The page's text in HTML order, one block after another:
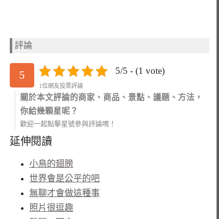
評論
5 5/5 - (1 vote)
1位網友投票評論
關於本文評論的商家、商品、景點、議題、方法，
你給幾顆星呢？
歡迎一起點擊星號參與評論唷！
延伸閱讀
小鳥的翅膀
世界會是公平的吧
無聊才會做這種事
照片很逗趣